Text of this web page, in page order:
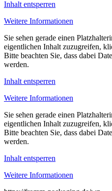
Inhalt entsperren
Weitere Informationen
Sie sehen gerade einen
eigentlichen Inhalt zuzugreifen,
Bitte beachten Sie, dass dabei
werden.
Inhalt entsperren
Weitere Informationen
Sie sehen gerade einen
eigentlichen Inhalt zuzugreifen,
Bitte beachten Sie, dass dabei
werden.
Inhalt entsperren
Weitere Informationen